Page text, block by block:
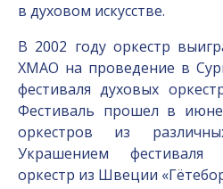
в духовом искусстве.
В 2002 году оркестр
ХМАО на проведение в
фестиваля духовых
Фестиваль прошел в
оркестров из
Украшением фестиваля
оркестр из Швеции